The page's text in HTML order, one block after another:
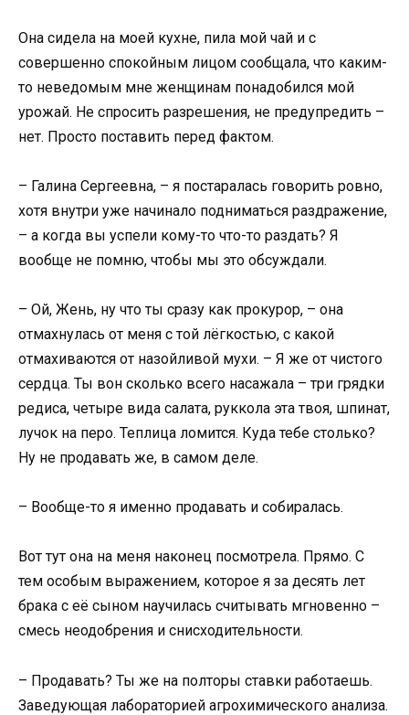
Она сидела на моей кухне, пила мой чай и с
совершенно спокойным лицом сообщала, что каким-
то неведомым мне женщинам понадобился мой
урожай. Не спросить разрешения, не предупредить –
нет. Просто поставить перед фактом.
– Галина Сергеевна, – я постаралась говорить ровно,
хотя внутри уже начинало подниматься раздражение,
– а когда вы успели кому-то что-то раздать? Я
вообще не помню, чтобы мы это обсуждали.
– Ой, Жень, ну что ты сразу как прокурор, – она
отмахнулась от меня с той лёгкостью, с какой
отмахиваются от назойливой мухи. – Я же от чистого
сердца. Ты вон сколько всего насажала – три грядки
редиса, четыре вида салата, руккола эта твоя, шпинат,
лучок на перо. Теплица ломится. Куда тебе столько?
Ну не продавать же, в самом деле.
– Вообще-то я именно продавать и собиралась.
Вот тут она на меня наконец посмотрела. Прямо. С
тем особым выражением, которое я за десять лет
брака с её сыном научилась считывать мгновенно –
смесь неодобрения и снисходительности.
– Продавать? Ты же на полторы ставки работаешь.
Заведующая лабораторией агрохимического анализа.